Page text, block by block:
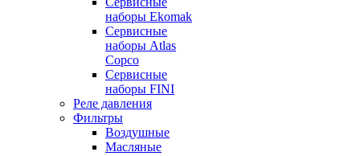
наборы Ekomak
Cервисные
наборы Atlas
Copco
Сервисные
наборы FINI
Реле давления
Фильтры
Воздушные
Масляные